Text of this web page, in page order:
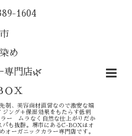
1604
め
専門店🌿
ＯＸ
制、美容商材直営なので激安な嬉
ング＋保湿効果をもたらす低刺
ラー ムラなく自然な仕上がりだか
パも抜群。堺市にあるC-BOXはオ
オーガニックカラー専門店です。